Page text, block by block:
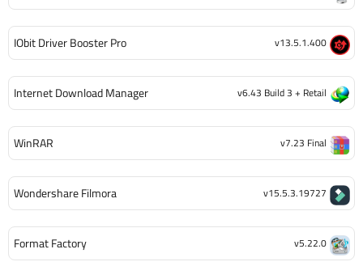
IObit Driver Booster Pro v13.5.1.400
Internet Download Manager v6.43 Build 3 + Retail
WinRAR v7.23 Final
Wondershare Filmora v15.5.3.19727
Format Factory v5.22.0